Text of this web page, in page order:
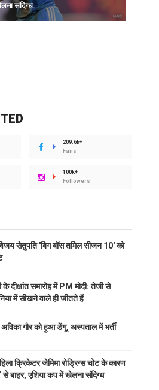
संदिग्ध.
209.6k+
Fans
100k+
Followers
सेतुपति 'बिग बॉस तमिल सीजन 10' को
के दीक्षांत समारोह में PM मोदी: तेजी से
में सीखने वाले ही जीतते हैं
गौर को हुआ डेंगू, अस्पताल में भर्ती
क्रिकेटर जेमिमा रोड्रिग्स चोट के कारण
से बाहर, एशिया कप में खेलना संदिग्ध